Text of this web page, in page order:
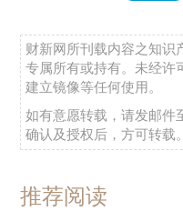
财新网所刊载内容之知识
专属所有或持有。未经许
建立镜像等任何使用。
如有意愿转载，请发邮件
确认及授权后，方可转载。
推荐阅读